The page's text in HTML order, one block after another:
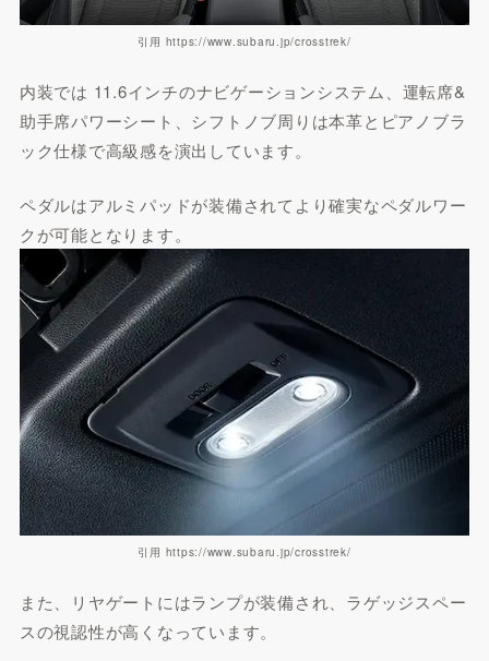
引用 https://www.subaru.jp/crosstrek/
内装では 11.6インチのナビゲーションシステム、運転席&
助手席パワーシート、シフトノブ周りは本革とピアノブラ
ック仕様で高級感を演出しています。
ペダルはアルミパッドが装備されてより確実なペダルワー
クが可能となります。
引用 https://www.subaru.jp/crosstrek/
また、リヤゲートにはランプが装備され、ラゲッジスペー
スの視認性が高くなっています。